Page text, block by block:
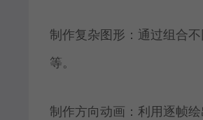
制作复杂图形：通过组合
等。
制作方向动画：利用逐帧